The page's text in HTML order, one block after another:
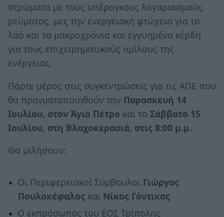
στρώματα με τους υπέρογκους λογαριασμούς
ρεύματος, μες την ενεργειακή φτώχεια για το
λαό και τα μακροχρόνια και εγγυημένα κέρδη
για τους επιχειρηματικούς ομίλους της
ενέργειας.
Πάρτε μέρος στις συγκεντρώσεις για τις ΑΠΕ που
θα πραγματοποιηθούν την Παρασκευή 14
Ιουλίου, στον Άγιο Πέτρο και το Σάββατο 15
Ιουλίου, στη Βλαχοκερασιά, στις 8:00 μ.μ.
Θα μιλήσουν:
Οι Περιφερειακοί Σύμβουλοι Γιώργος
Πουλοκέφαλος και Νίκος Γόντικας
Ο εκπρόσωπος του ΕΟΣ Τρίπολης